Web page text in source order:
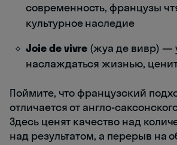
современность, французы
культурное наследие
Joie de vivre (жуа де вивр) —
наслаждаться жизнью,
Поймите, что французский
отличается от англо-
Здесь ценят качество над
над результатом, а перерыв на